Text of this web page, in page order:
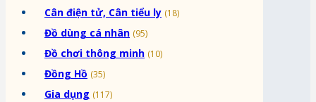
Cân điện tử, Cân tiểu ly (18)
Đồ dùng cá nhân (95)
Đồ chơi thông minh (10)
Đồng Hồ (35)
Gia dụng (117)